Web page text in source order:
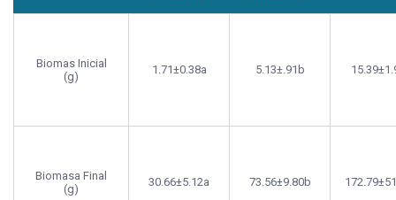
Biomas Inicial
(g)
1.71±0.38a 5.13±.91b
Biomasa Final
(g)
30.66±5.12a 73.56±9.80b